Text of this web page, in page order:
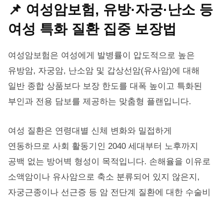
📌 여성암보험, 유방·자궁·난소 등
여성 특화 질환 집중 보장법
여성암보험은 여성에게 발병률이 압도적으로 높은
유방암, 자궁암, 난소암 및 갑상선암(유사암)에 대해
일반 종합 상품보다 보장 한도를 대폭 높이고 특화된
부인과 전용 담보를 제공하는 맞춤형 플랜입니다.
여성 질환은 연령대별 신체 변화와 밀접하게
연동하므로 사회 활동기인 2040 세대부터 노후까지
공백 없는 방어벽 형성이 목적입니다. 손해율을 이유로
소액암이나 유사암으로 축소 분류되어 있지 않은지,
자궁근종이나 선근증 등 암 전단계 질환에 대한 수술비